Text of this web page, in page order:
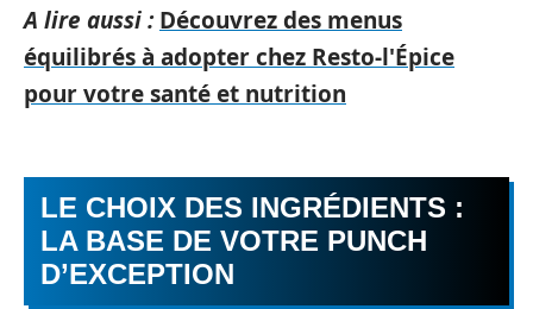
A lire aussi : Découvrez des menus
équilibrés à adopter chez Resto-l'Épice
pour votre santé et nutrition
LE CHOIX DES INGRÉDIENTS :
LA BASE DE VOTRE PUNCH
D’EXCEPTION